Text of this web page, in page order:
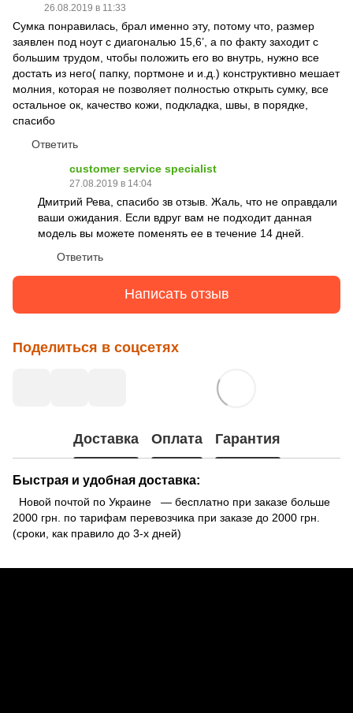
26.08.2019 в 11:33
Сумка понравилась, брал именно эту, потому что, размер
заявлен под ноут с диагональю 15,6’, а по факту заходит с
большим трудом, чтобы положить его во внутрь, нужно все
достать из него( папку, портмоне и и.д.) конструктивно мешает
молния, которая не позволяет полностью открыть сумку, все
остальное ок, качество кожи, подкладка, швы, в порядке,
спасибо
Ответить
customer service specialist
27.08.2019 в 14:04
Дмитрий Рева, спасибо зв отзыв. Жаль, что не оправдали
ваши ожидания. Если вдруг вам не подходит данная
модель вы можете поменять ее в течение 14 дней.
Ответить
Написать отзыв
Поделиться в соцсетях
Доставка Оплата Гарантия
Быстрая и удобная доставка:
Новой почтой по Украине — бесплатно при заказе больше
2000 грн. по тарифам перевозчика при заказе до 2000 грн.
(сроки, как правило до 3-х дней)